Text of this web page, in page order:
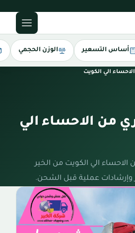
أساس التسعير الوزن الحجمي
الي الكويت
من الاحساء الي
الي الكويت من الخير
عملية قبل الشحن.